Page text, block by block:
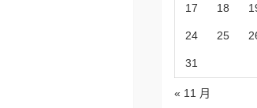
17 18
24 25
31
« 11 月